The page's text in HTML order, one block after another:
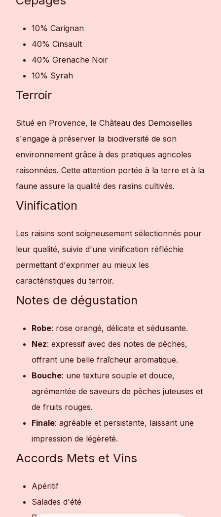
10% Carignan
40% Cinsault
40% Grenache Noir
10% Syrah
Terroir
Situé en Provence, le Château des Demoiselles
s'engage à préserver la biodiversité de son
environnement grâce à des pratiques agricoles
raisonnées. Cette attention portée à la terre et à la
faune assure la qualité des raisins cultivés.
Vinification
Les raisins sont soigneusement sélectionnés pour
leur qualité, suivie d'une vinification réfléchie
permettant d'exprimer au mieux les
caractéristiques du terroir.
Notes de dégustation
Robe: rose orangé, délicate et séduisante.
Nez: expressif avec des notes de pêches,
offrant une belle fraîcheur aromatique.
Bouche: une texture souple et douce,
agrémentée de saveurs de pêches juteuses et
de fruits rouges.
Finale: agréable et persistante, laissant une
impression de légèreté.
Accords Mets et Vins
Apéritif
Salades d'été